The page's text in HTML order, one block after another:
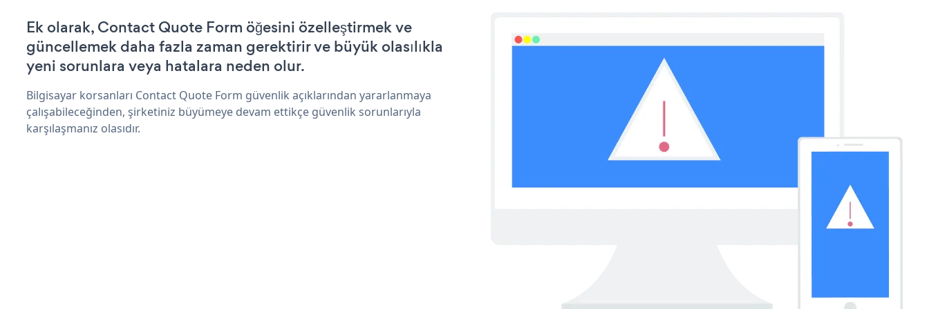
Ek olarak, Contact Quote Form öğesini özelleştirmek ve
güncellemek daha fazla zaman gerektirir ve büyük olasılıkla
yeni sorunlara veya hatalara neden olur.
Bilgisayar korsanları Contact Quote Form güvenlik açıklarından yararlanmaya
çalışabileceğinden, şirketiniz büyümeye devam ettikçe güvenlik sorunlarıyla
karşılaşmanız olasıdır.